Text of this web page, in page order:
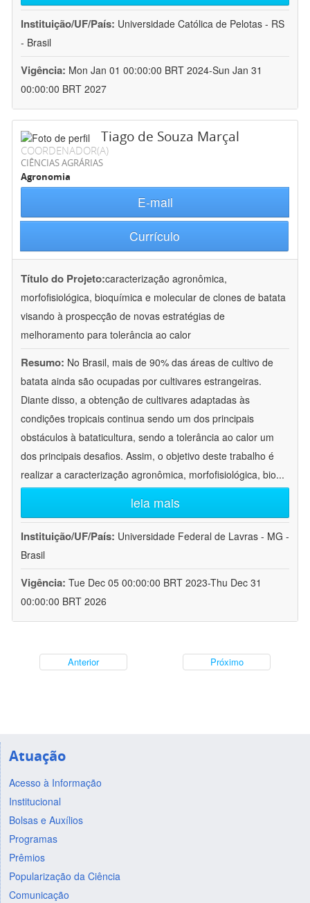
Instituição/UF/País: Universidade Católica de Pelotas - RS
- Brasil
Vigência: Mon Jan 01 00:00:00 BRT 2024-Sun Jan 31
00:00:00 BRT 2027
Tiago de Souza Marçal
COORDENADOR(A)
CIÊNCIAS AGRÁRIAS
Agronomia
E-mail
Currículo
Título do Projeto:caracterização agronômica,
morfofisiológica, bioquímica e molecular de clones de batata
visando à prospecção de novas estratégias de
melhoramento para tolerância ao calor
Resumo: No Brasil, mais de 90% das áreas de cultivo de
batata ainda são ocupadas por cultivares estrangeiras.
Diante disso, a obtenção de cultivares adaptadas às
condições tropicais continua sendo um dos principais
obstáculos à bataticultura, sendo a tolerância ao calor um
dos principais desafios. Assim, o objetivo deste trabalho é
realizar a caracterização agronômica, morfofisiológica, bio...
leia mais
Instituição/UF/País: Universidade Federal de Lavras - MG -
Brasil
Vigência: Tue Dec 05 00:00:00 BRT 2023-Thu Dec 31
00:00:00 BRT 2026
Anterior Próximo
Atuação
Acesso à Informação
Institucional
Bolsas e Auxílios
Programas
Prêmios
Popularização da Ciência
Comunicação